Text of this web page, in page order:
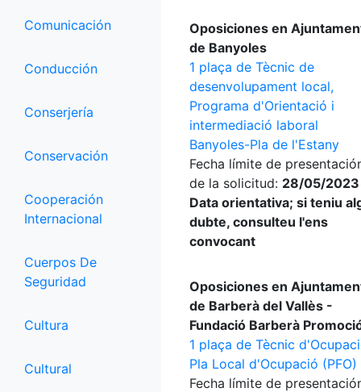
Comunicación
Conducción
Conserjería
Conservación
Cooperación
Internacional
Cuerpos De
Seguridad
Cultura
Cultural
Oposiciones en
de Banyoles
1 plaça de Tècnic de
desenvolupament local,
Programa d'Orientació i
intermediació laboral
Banyoles-Pla de l'Estany
Fecha límite de
de la solicitud: 28/05/
Data orientativa; si teniu
dubte, consulteu l'ens
convocant
Oposiciones en
de Barberà del Vallès -
Fundació Barberà
1 plaça de Tècnic
Pla Local d'Ocupació (PFO)
Fecha límite de